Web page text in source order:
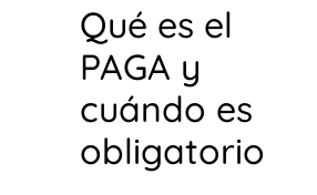
Qué es el
PAGA y
cuándo es
obligatorio